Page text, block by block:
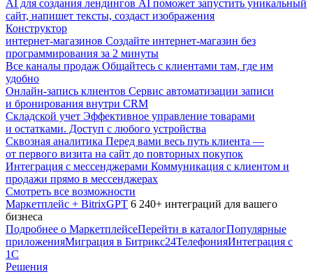
AI для создания лендингов AI поможет запустить уникальный
сайт, напишет тексты, создаст изображения
Конструктор
интернет-магазинов Создайте интернет-магазин без
программирования за 2 минуты
Все каналы продаж Общайтесь с клиентами там, где им
удобно
Онлайн-запись клиентов Сервис автоматизации записи
и бронирования внутри CRM
Складской учет Эффективное управление товарами
и остатками. Доступ с любого устройства
Сквозная аналитика Перед вами весь путь клиента —
от первого визита на сайт до повторных покупок
Интеграция с мессенджерами Коммуникация с клиентом и
продажи прямо в мессенджерах
Смотреть все возможности
Маркетплейс + BitrixGPT 6 240+ интеграций для вашего
бизнеса
Подробнее о МаркетплейсеПерейти в каталогПопулярные
приложенияМиграция в Битрикс24ТелефонияИнтеграция с
1С
Решения